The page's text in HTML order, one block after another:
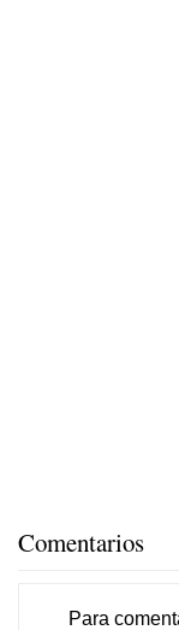
Comentarios
Para